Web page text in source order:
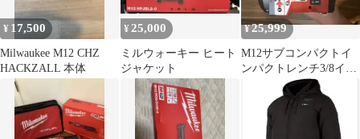
¥ 17,500
Milwaukee M12 CHZ
HACKZALL 本体
¥ 25,000
ミルウォーキー ヒート
ジャケット
¥25,999
M12サブコンパクトイ
ンパクトレンチ3/8イン
チmilwaukeeミルウォー